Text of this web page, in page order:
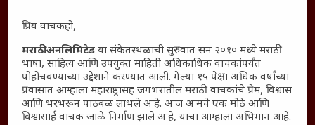
English To Marathi
English To Hindi
Kruti Dev Unicode
Polls Archive
Shop Unlimited
प्रिय वाचकहो,
मराठी अनलिमिटेड या संकेतस्थळाची सुरुवात सन २०१० मध्ये मराठी
भाषा, साहित्य आणि उपयुक्त माहिती अधिकाधिक वाचकांपर्यंत
पोहोचवण्याच्या उद्देशाने करण्यात आली. गेल्या १५ पेक्षा अधिक वर्षांच्या
प्रवासात आम्हाला महाराष्ट्रासह जगभरातील मराठी वाचकांचे प्रेम, विश्वास
आणि भरभरून पाठबळ लाभले आहे. आज आमचे एक मोठे आणि
विश्वासार्ह वाचक जाळे निर्माण झाले आहे, याचा आम्हाला अभिमान आहे.